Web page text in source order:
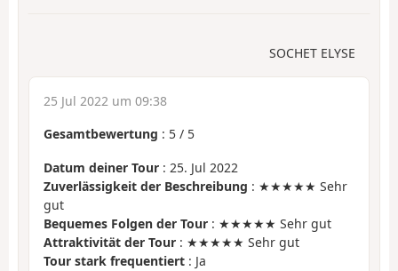
SOCHET ELYSE
25 Jul 2022 um 09:38
Gesamtbewertung : 5 / 5
Datum deiner Tour : 25. Jul 2022
Zuverlässigkeit der Beschreibung : ★★★★★ Sehr
gut
Bequemes Folgen der Tour : ★★★★★ Sehr gut
Attraktivität der Tour : ★★★★★ Sehr gut
Tour stark frequentiert : Ja